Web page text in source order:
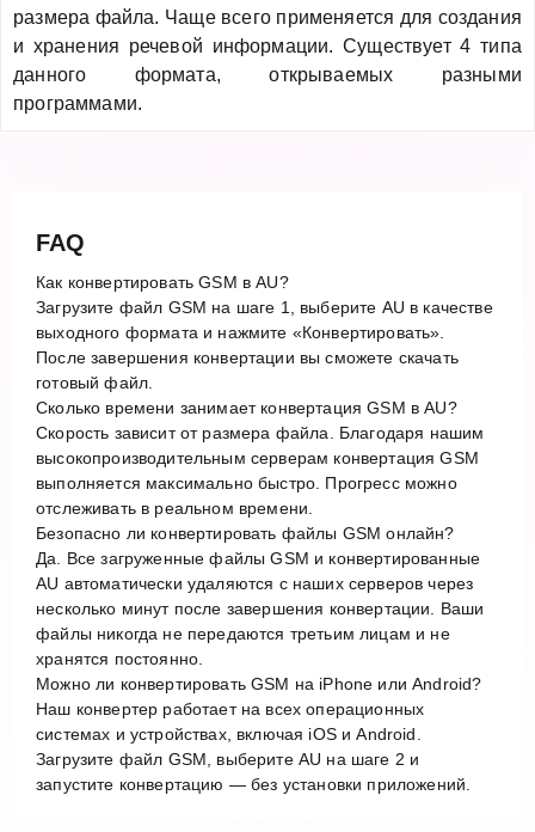
размера файла. Чаще всего применяется для создания
и хранения речевой информации. Существует 4 типа
данного формата, открываемых разными
программами.
FAQ
Как конвертировать GSM в AU?
Загрузите файл GSM на шаге 1, выберите AU в качестве
выходного формата и нажмите «Конвертировать».
После завершения конвертации вы сможете скачать
готовый файл.
Сколько времени занимает конвертация GSM в AU?
Скорость зависит от размера файла. Благодаря нашим
высокопроизводительным серверам конвертация GSM
выполняется максимально быстро. Прогресс можно
отслеживать в реальном времени.
Безопасно ли конвертировать файлы GSM онлайн?
Да. Все загруженные файлы GSM и конвертированные
AU автоматически удаляются с наших серверов через
несколько минут после завершения конвертации. Ваши
файлы никогда не передаются третьим лицам и не
хранятся постоянно.
Можно ли конвертировать GSM на iPhone или Android?
Наш конвертер работает на всех операционных
системах и устройствах, включая iOS и Android.
Загрузите файл GSM, выберите AU на шаге 2 и
запустите конвертацию — без установки приложений.